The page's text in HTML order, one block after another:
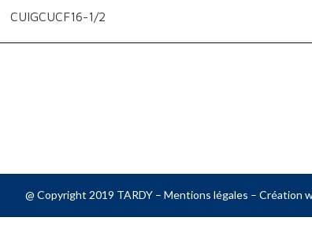
CUIGCUCF16-1/2
@ Copyright 2019 TARDY – Mentions légales – Création